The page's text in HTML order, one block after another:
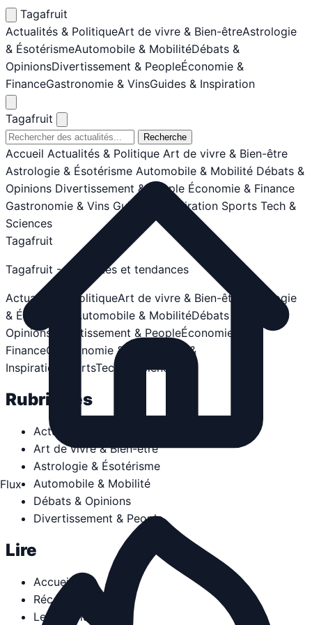
Tagafruit
Actualités & PolitiqueArt de vivre & Bien-êtreAstrologie
& ÉsotérismeAutomobile & MobilitéDébats &
OpinionsDivertissement & PeopleÉconomie &
FinanceGastronomie & VinsGuides & Inspiration
Tagafruit
Recherche
Accueil Actualités & Politique Art de vivre & Bien-être
Astrologie & Ésotérisme Automobile & Mobilité Débats &
Opinions Divertissement & People Économie & Finance
Gastronomie & Vins Guides & Inspiration Sports Tech &
Sciences
Tagafruit
Tagafruit - Actualités et tendances
Actualités & PolitiqueArt de vivre & Bien-être
Astrologie
& Ésotérisme
Automobile & MobilitéDébats &
Opinions
Divertissement & PeopleÉconomie &
FinanceGastronomie & Vins
Guides &
Inspiration
SportsTech & Sciences
Rubriques
Actualités & Politique
Art de vivre & Bien-être
Astrologie & Ésotérisme
Automobile & Mobilité
Débats & Opinions
Divertissement & People
Lire
Accueil
Récentes
Les plus lus
Flux